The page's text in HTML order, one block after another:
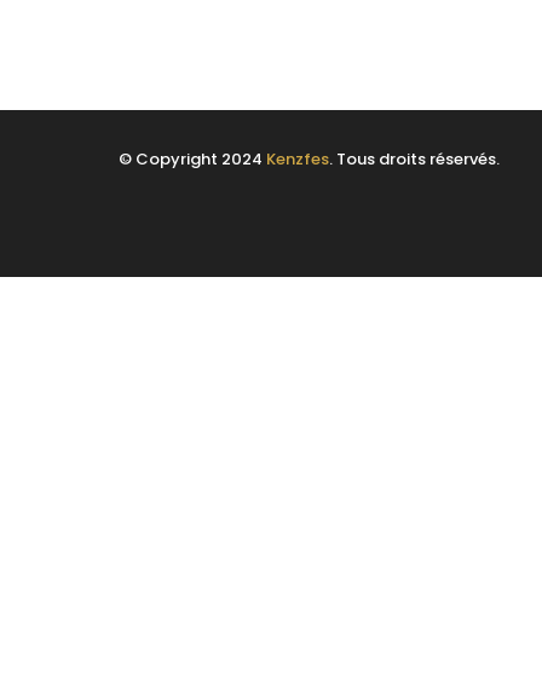
© Copyright 2024 Kenzfes. Tous droits réservés.